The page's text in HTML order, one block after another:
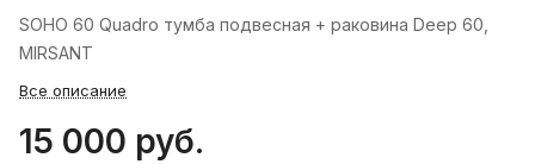
SOHO 60 Quadro тумба подвесная + раковина Deep 60,
MIRSANT
Все описание
15 000 руб.